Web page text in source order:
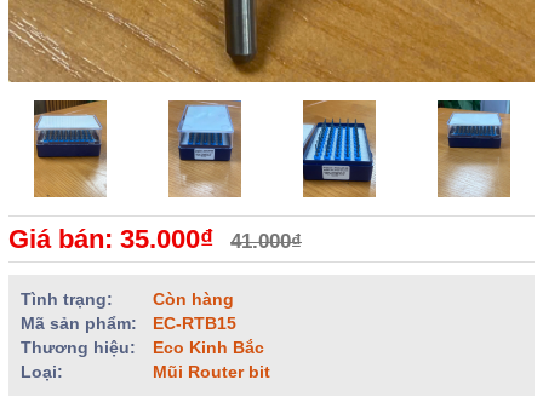
Giá bán: 35.000₫ 41.000₫
Tình trạng:
Còn hàng
Mã sản phẩm:
EC-RTB15
Thương hiệu:
Eco Kinh Bắc
Loại:
Mũi Router bit